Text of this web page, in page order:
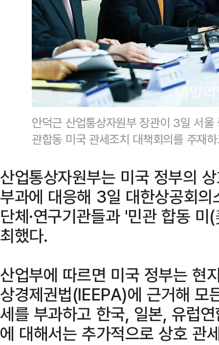
안덕근 산업통상자원부 장관이 3일 서
관합동 미국 관세조치 대책회의를 주재
산업통상자원부는 미국 정부의
부과에 대응해 3일 대한상공회
단체·연구기관들과 '민관 합동
최했다.
산업부에 따르면 미국 정부는 현
상경제권법(IEEPA)에 근거해
세를 부과하고 한국, 일본, 유럽
에 대해서는 추가적으로 상호 관